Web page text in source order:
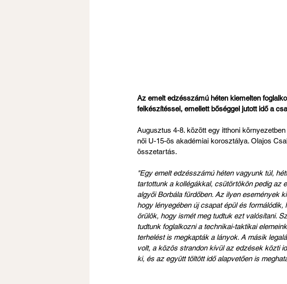
Az emelt edzésszámú héten kiemelten
felkészítéssel, emellett bőséggel jutott idő a
Augusztus 4-8. között egy itthoni
női U-15-ös akadémiai korosztálya. Olajos
összetartás.
"Egy emelt edzésszámú héten vagyunk túl,
tartottunk a kollégákkal, csütörtökön pedig az
algyői Borbála fürdőben. Az ilyen események
hogy lényegében új csapat épül és
örülök, hogy ismét meg tudtuk ezt valósítani.
tudtunk foglalkozni a technikai-taktikai
terhelést is megkapták a lányok. A másik
volt, a közös strandon kívül az edzések közti
ki, és az együtt töltött idő alapvetően is